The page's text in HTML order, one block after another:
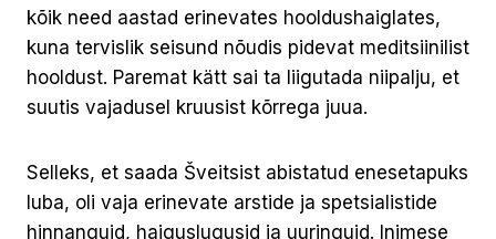
kõik need aastad erinevates hooldushaiglates,
kuna tervislik seisund nõudis pidevat meditsiinilist
hooldust. Paremat kätt sai ta liigutada niipalju, et
suutis vajadusel kruusist kõrrega juua.
Selleks, et saada Šveitsist abistatud enesetapuks
luba, oli vaja erinevate arstide ja spetsialistide
hinnanguid, haiguslugusid ja uuringuid. Inimese